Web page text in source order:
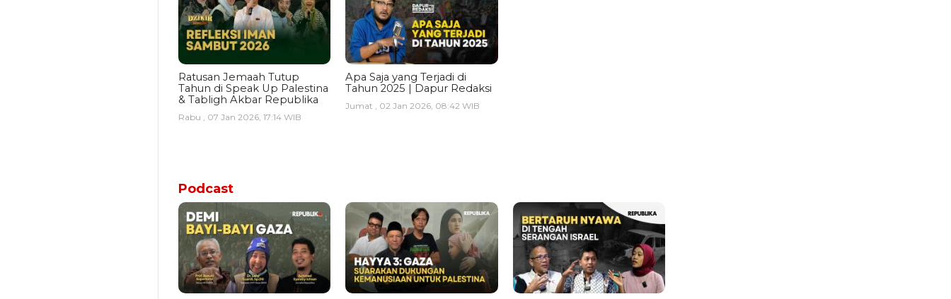
Ratusan Jemaah Tutup
Tahun di Speak Up Palestina
& Tabligh Akbar Republika
Rabu , 07 Jan 2026, 17:14 WIB
Apa Saja yang Terjadi di
Tahun 2025 | Dapur Redaksi
Jumat , 02 Jan 2026, 08:42 WIB
Podcast